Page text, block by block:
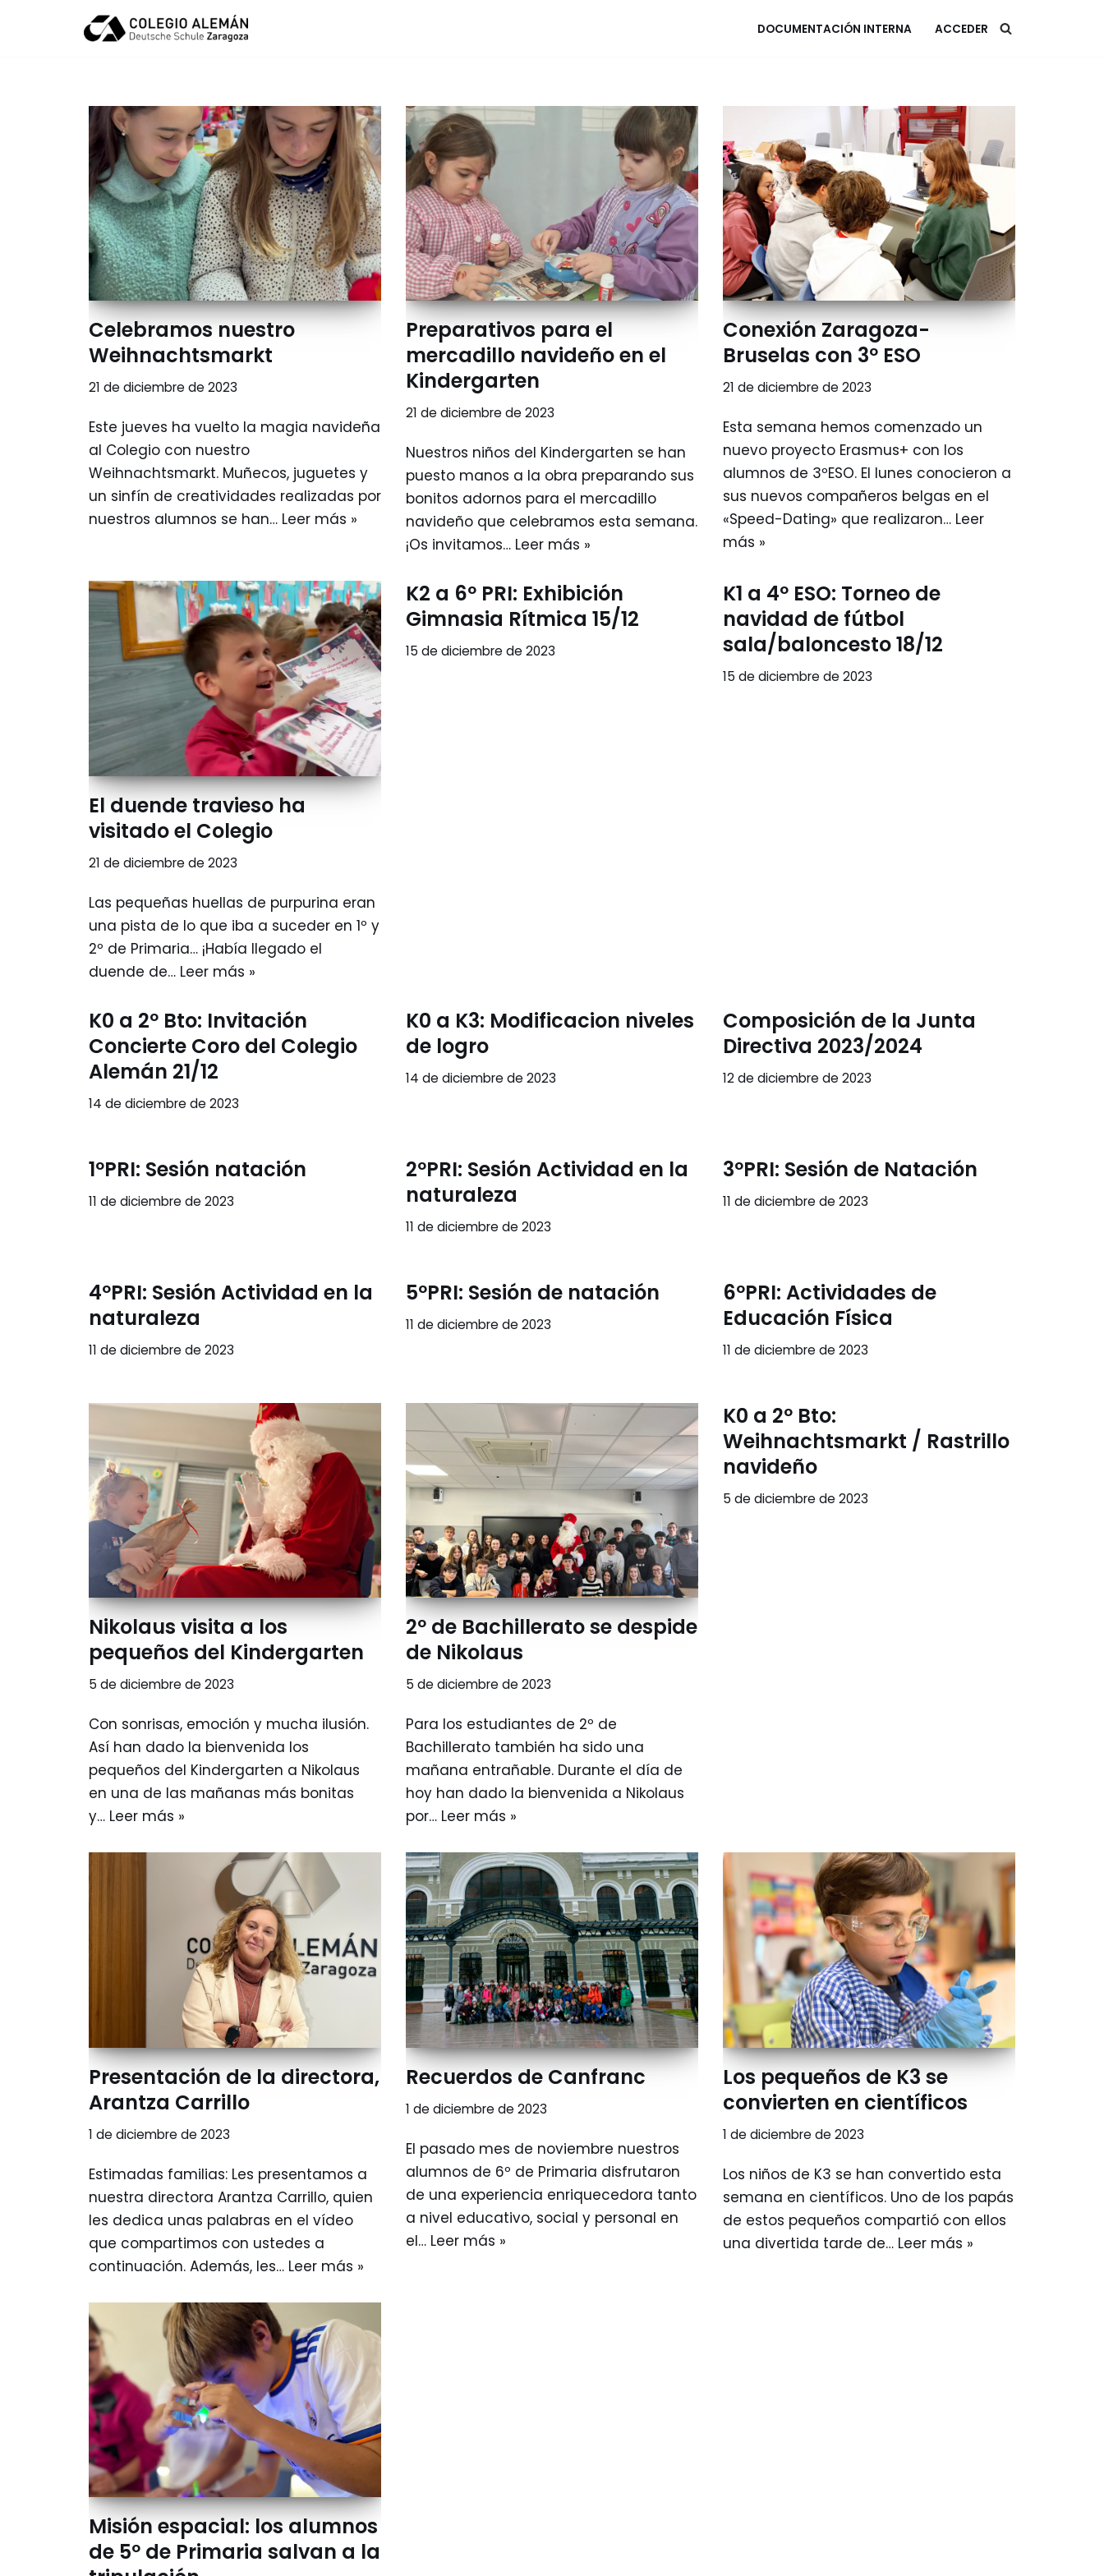
DOCUMENTACIÓN INTERNA ACCEDER
Celebramos nuestro
Weihnachtsmarkt
21 de diciembre de 2023
Este jueves ha vuelto la magia navideña
al Colegio con nuestro
Weihnachtsmarkt. Muñecos, juguetes y
un sinfín de creatividades realizadas por
nuestros alumnos se han… Leer más »
Preparativos para el
mercadillo navideño en el
Kindergarten
21 de diciembre de 2023
Nuestros niños del Kindergarten se han
puesto manos a la obra preparando sus
bonitos adornos para el mercadillo
navideño que celebramos esta semana.
¡Os invitamos… Leer más »
Conexión Zaragoza-
Bruselas con 3º ESO
21 de diciembre de 2023
Esta semana hemos comenzado un
nuevo proyecto Erasmus+ con los
alumnos de 3ºESO. El lunes conocieron a
sus nuevos compañeros belgas en el
«Speed-Dating» que realizaron… Leer
más »
El duende travieso ha
visitado el Colegio
21 de diciembre de 2023
Las pequeñas huellas de purpurina eran
una pista de lo que iba a suceder en 1º y
2º de Primaria… ¡Había llegado el
duende de… Leer más »
K2 a 6º PRI: Exhibición
Gimnasia Rítmica 15/12
15 de diciembre de 2023
K1 a 4º ESO: Torneo de
navidad de fútbol
sala/baloncesto 18/12
15 de diciembre de 2023
K0 a 2º Bto: Invitación
Concierte Coro del Colegio
Alemán 21/12
14 de diciembre de 2023
K0 a K3: Modificacion niveles
de logro
14 de diciembre de 2023
Composición de la Junta
Directiva 2023/2024
12 de diciembre de 2023
1ºPRI: Sesión natación
11 de diciembre de 2023
2ºPRI: Sesión Actividad en la
naturaleza
11 de diciembre de 2023
3ºPRI: Sesión de Natación
11 de diciembre de 2023
4ºPRI: Sesión Actividad en la
naturaleza
11 de diciembre de 2023
5ºPRI: Sesión de natación
11 de diciembre de 2023
6ºPRI: Actividades de
Educación Física
11 de diciembre de 2023
Nikolaus visita a los
pequeños del Kindergarten
5 de diciembre de 2023
Con sonrisas, emoción y mucha ilusión.
Así han dado la bienvenida los
pequeños del Kindergarten a Nikolaus
en una de las mañanas más bonitas
y… Leer más »
2º de Bachillerato se despide
de Nikolaus
5 de diciembre de 2023
Para los estudiantes de 2º de
Bachillerato también ha sido una
mañana entrañable. Durante el día de
hoy han dado la bienvenida a Nikolaus
por… Leer más »
K0 a 2º Bto:
Weihnachtsmarkt / Rastrillo
navideño
5 de diciembre de 2023
Presentación de la directora,
Arantza Carrillo
1 de diciembre de 2023
Estimadas familias: Les presentamos a
nuestra directora Arantza Carrillo, quien
les dedica unas palabras en el vídeo
que compartimos con ustedes a
continuación. Además, les… Leer más »
Recuerdos de Canfranc
1 de diciembre de 2023
El pasado mes de noviembre nuestros
alumnos de 6º de Primaria disfrutaron
de una experiencia enriquecedora tanto
a nivel educativo, social y personal en
el… Leer más »
Los pequeños de K3 se
convierten en científicos
1 de diciembre de 2023
Los niños de K3 se han convertido esta
semana en científicos. Uno de los papás
de estos pequeños compartió con ellos
una divertida tarde de… Leer más »
Misión espacial: los alumnos
de 5º de Primaria salvan a la